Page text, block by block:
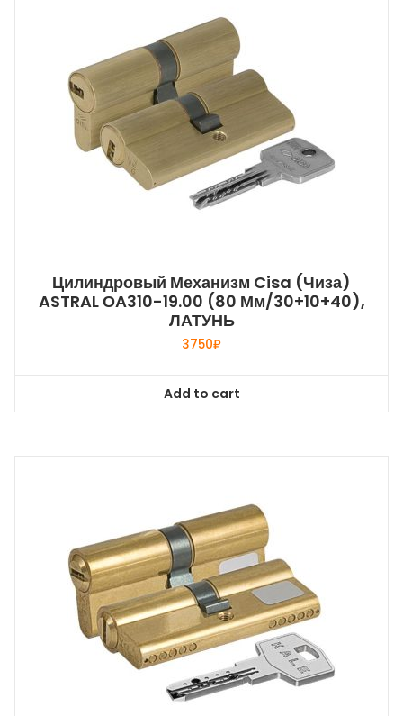
Цилиндровый Механизм Cisa (Чиза)
ASTRAL ОА310-19.00 (80 Мм/30+10+40),
ЛАТУНЬ
3750₽
Add to cart